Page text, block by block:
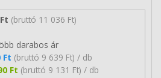
(bruttó 11 036 Ft)
darabos ár
Ft (bruttó 9 639 Ft) / db
Ft (bruttó 9 131 Ft) / db